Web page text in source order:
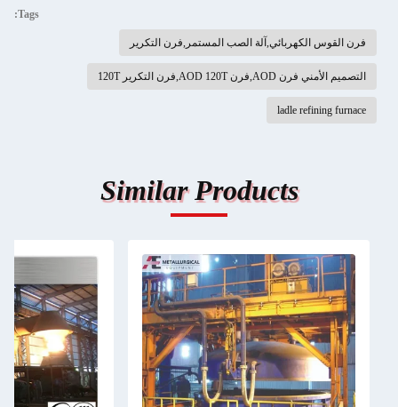
Tags:
فرن القوس الكهربائي,آلة الصب المستمر,فرن التكرير
التصميم الأمني فرن AOD,فرن AOD 120T,فرن التكرير 120T
ladle refining furnace
Similar Products